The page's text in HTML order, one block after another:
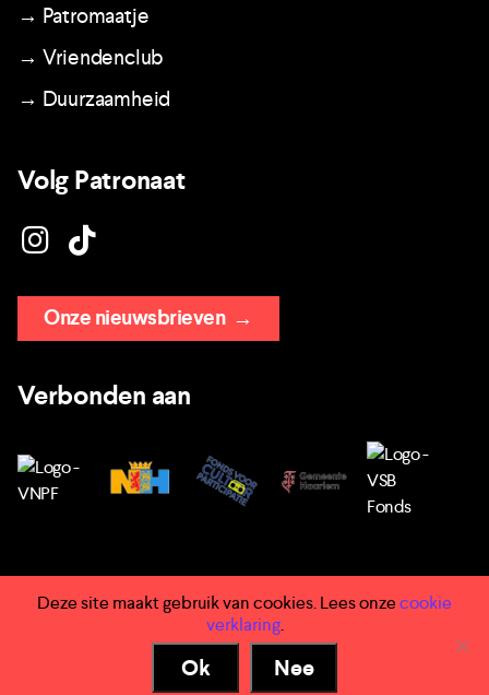
→ Patromaatje
→ Vriendenclub
→ Duurzaamheid
Volg Patronaat
Onze nieuwsbrieven→
Verbonden aan
Deze site maakt gebruik van cookies. Lees onzecookie
verklaring.
Ok Nee